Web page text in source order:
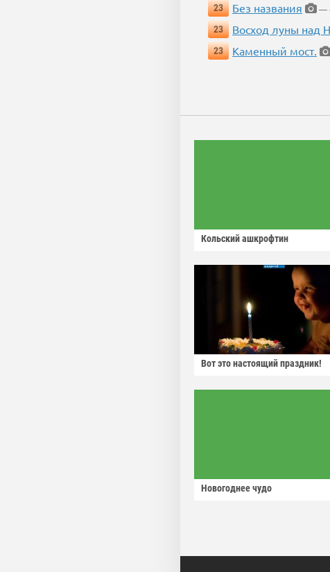
23
Без названия
—
23
Восход луны над
23
Каменный мост.
Кольский ашкрофтин
Вот это настоящий праздник!
Новогоднее чудо